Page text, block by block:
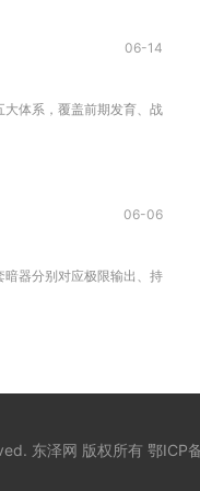
06-14
体系，覆盖前期发育、战时避险
06-06
器分别对应极限输出、持续压制
东泽网 版权所有 鄂ICP